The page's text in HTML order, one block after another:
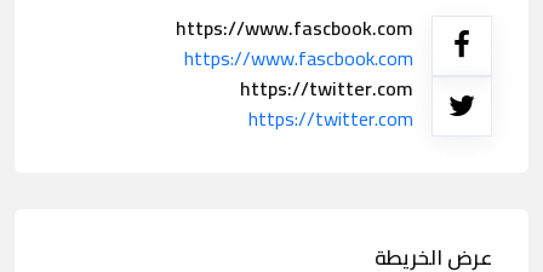
https://www.fascbook.com
https://www.fascbook.com
https://twitter.com
https://twitter.com
عرض الخريطة